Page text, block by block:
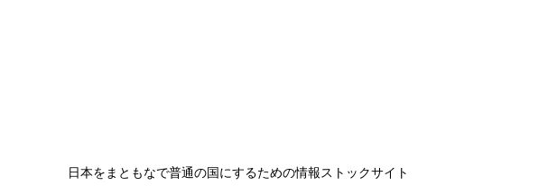
日本をまともなで普通の国にするための情報ストックサイト